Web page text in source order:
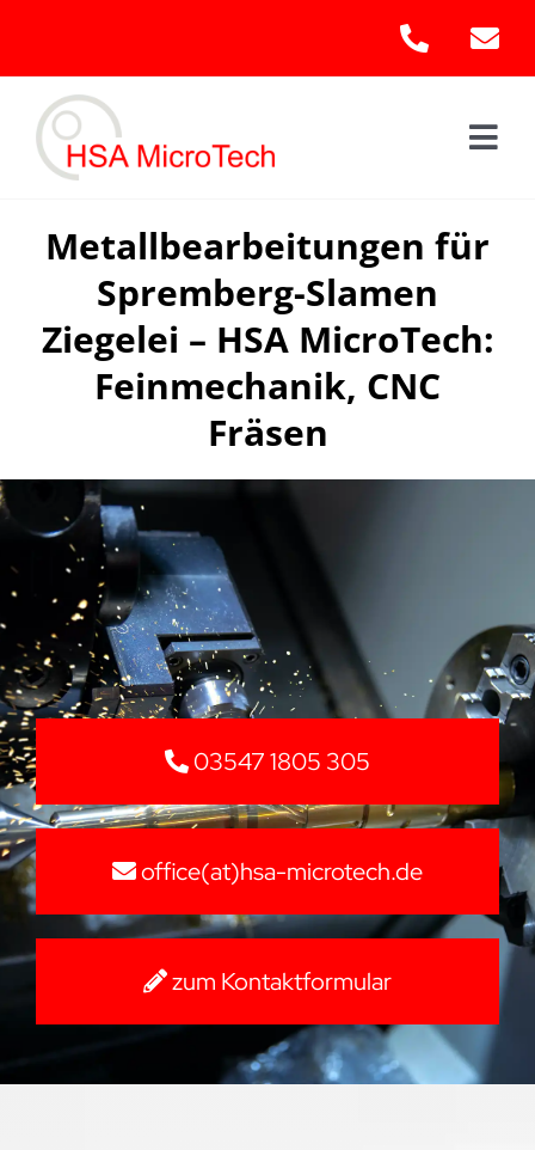
content
Metallbearbeitungen für
Spremberg-Slamen
Ziegelei – HSA MicroTech:
Feinmechanik, CNC
Fräsen
03547 1805 305
office(at)hsa-microtech.de
zum Kontaktformular